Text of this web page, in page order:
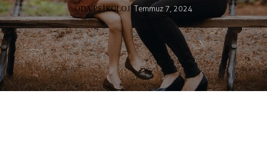
ODA PSIKOLOJI Temmuz 7, 2024